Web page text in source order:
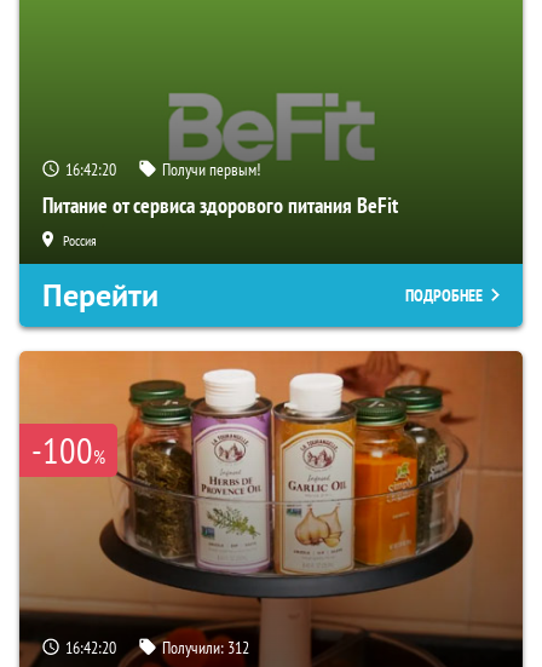
16:42:19 Получи первым!
Питание от сервиса здорового питания BeFit
Россия
Перейти ПОДРОБНЕЕ
-100%
16:42:19 Получили: 312